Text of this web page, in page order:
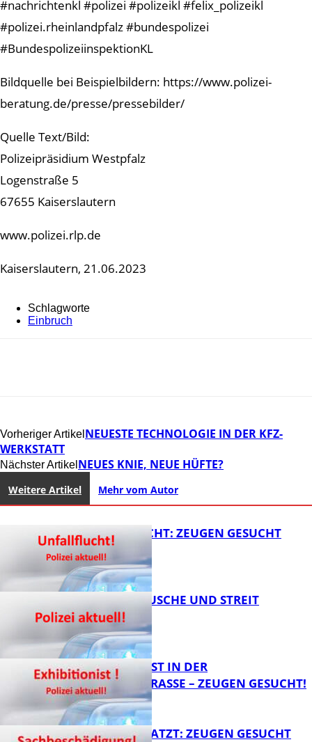
#nachrichtenkl #polizei #polizeikl #felix_polizeikl
#polizei.rheinlandpfalz #bundespolizei
#BundespolizeiinspektionKL
Bildquelle bei Beispielbildern: https://www.polizei-
beratung.de/presse/pressebilder/
Quelle Text/Bild:
Polizeipräsidium Westpfalz
Logenstraße 5
67655 Kaiserslautern
www.polizei.rlp.de
Kaiserslautern, 21.06.2023
Schlagworte
Einbruch
Vorheriger Artikel NEUESTE TECHNOLOGIE IN DER KFZ-
WERKSTATT
Nächster Artikel NEUES KNIE, NEUE HÜFTE?
Weitere Artikel Mehr vom Autor
UNFALLFLUCHT: ZEUGEN GESUCHT
KNALLGERÄUSCHE UND STREIT
EXHIBITIONIST IN DER
VELMANNSTRASSE – ZEUGEN GESUCHT!
AUTO ZERKRATZT: ZEUGEN GESUCHT